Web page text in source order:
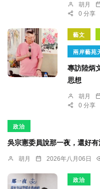
胡月
0 分享
藝文
兩岸藝苑
專訪陸炳
思想
胡月
0 分享
政治
吳宗憲委員說那一夜，還好
胡月 2026年八月06日
政治